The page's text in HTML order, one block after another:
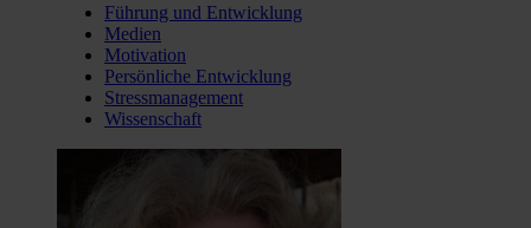
Führung und Entwicklung
Medien
Motivation
Persönliche Entwicklung
Stressmanagement
Wissenschaft